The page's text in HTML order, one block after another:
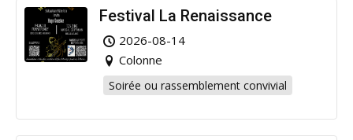
Festival La Renaissance
2026-08-14
Colonne
Soirée ou rassemblement convivial